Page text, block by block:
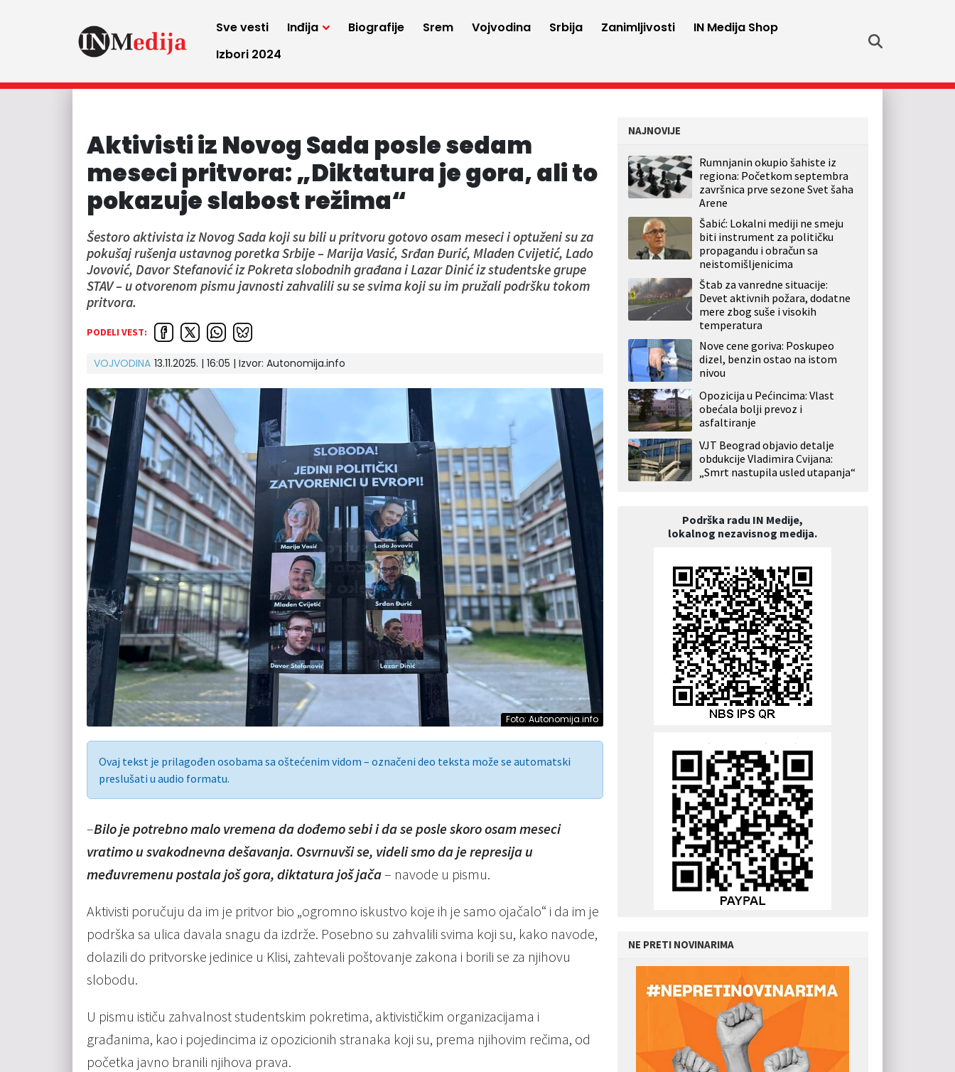
Sve vesti Inđija Biografije Srem Vojvodina Srbija Zanimljivosti
IN Medija Shop
Izbori 2024
Aktivisti iz Novog Sada posle sedam
meseci pritvora: „Diktatura je gora, ali to
pokazuje slabost režima“
Šestoro aktivista iz Novog Sada koji su bili u pritvoru gotovo osam meseci i optuženi su za
pokušaj rušenja ustavnog poretka Srbije – Marija Vasić, Srđan Ðurić, Mladen Cvijetić, Lado
Jovović, Davor Stefanović iz Pokreta slobodnih građana i Lazar Dinić iz studentske grupe
STAV – u otvorenom pismu javnosti zahvalili su se svima koji su im pružali podršku tokom
pritvora.
PODELI VEST:
VOJVODINA 13.11.2025. | 16:05 | Izvor: Autonomija.info
Foto: Autonomija.info
Ovaj tekst je prilagođen osobama sa oštećenim vidom – označeni deo teksta može se automatski
preslušati u audio formatu.
–Bilo je potrebno malo vremena da dođemo sebi i da se posle skoro osam meseci
vratimo u svakodnevna dešavanja. Osvrnuvši se, videli smo da je represija u
međuvremenu postala još gora, diktatura još jača– navode u pismu.
Aktivisti poručuju da im je pritvor bio „ogromno iskustvo koje ih je samo ojačalo“ i da im je
podrška sa ulica davala snagu da izdrže. Posebno su zahvalili svima koji su, kako navode,
dolazili do pritvorske jedinice u Klisi, zahtevali poštovanje zakona i borili se za njihovu
slobodu.
U pismu ističu zahvalnost studentskim pokretima, aktivističkim organizacijama i
građanima, kao i pojedincima iz opozicionih stranaka koji su, prema njihovim rečima, od
početka javno branili njihova prava.
NAJNOVIJE
Rumnjanin okupio šahiste iz
regiona: Početkom septembra
završnica prve sezone Svet šaha
Arene
Šabić: Lokalni mediji ne smeju
biti instrument za političku
propagandu i obračun sa
neistomišljenicima
Štab za vanredne situacije:
Devet aktivnih požara, dodatne
mere zbog suše i visokih
temperatura
Nove cene goriva: Poskupeo
dizel, benzin ostao na istom
nivou
Opozicija u Pećincima: Vlast
obećala bolji prevoz i
asfaltiranje
VJT Beograd objavio detalje
obdukcije Vladimira Cvijana:
„Smrt nastupila usled utapanja“
Podrška radu IN Medije,
lokalnog nezavisnog medija.
NE PRETI NOVINARIMA